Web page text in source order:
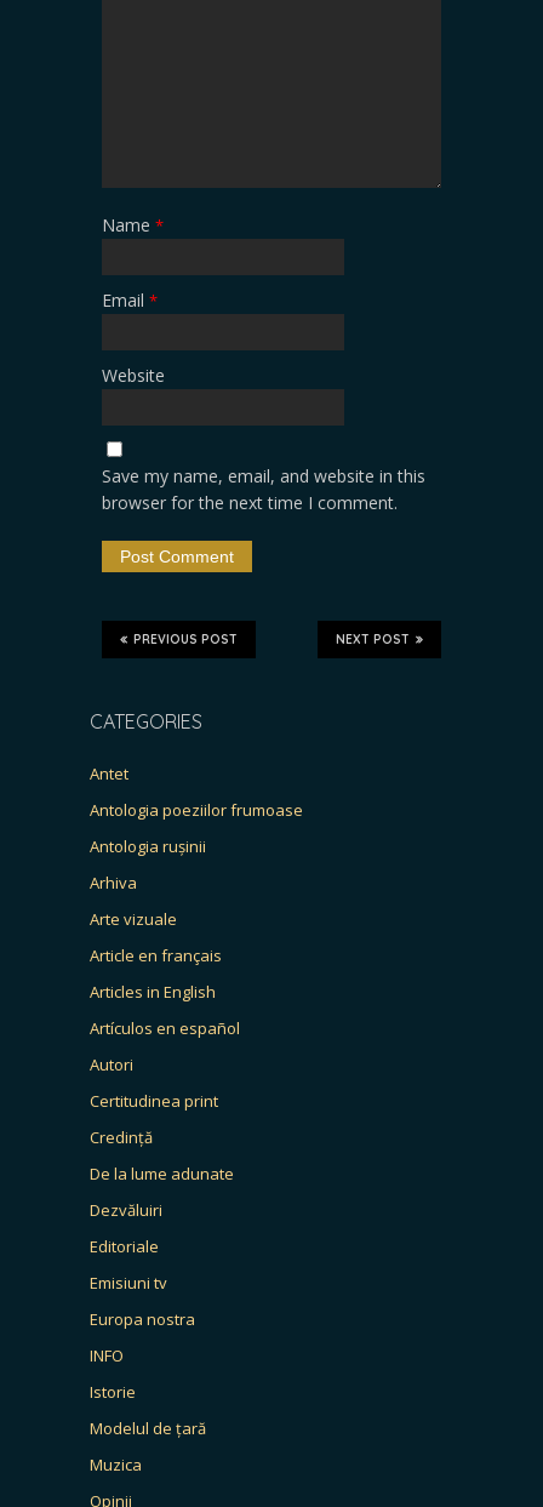
Name *
Email *
Website
Save my name, email, and website in this
browser for the next time I comment.
NEXT POST
PREVIOUS POST
CATEGORIES
Antet
Antologia poeziilor frumoase
Antologia rușinii
Arhiva
Arte vizuale
Article en français
Articles in English
Artículos en español
Autori
Certitudinea print
Credință
De la lume adunate
Dezvăluiri
Editoriale
Emisiuni tv
Europa nostra
INFO
Istorie
Modelul de țară
Muzica
Opinii